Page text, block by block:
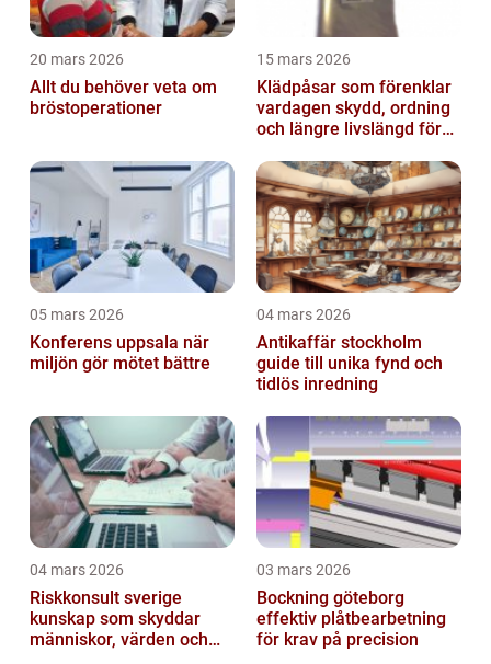
20 mars 2026
Allt du behöver veta om
bröstoperationer
15 mars 2026
Klädpåsar som förenklar
vardagen skydd, ordning
och längre livslängd för
05 mars 2026
Konferens uppsala när
miljön gör mötet bättre
04 mars 2026
Antikaffär stockholm
guide till unika fynd och
tidlös inredning
04 mars 2026
Riskkonsult sverige
kunskap som skyddar
människor, värden och
03 mars 2026
Bockning göteborg
effektiv plåtbearbetning
för krav på precision